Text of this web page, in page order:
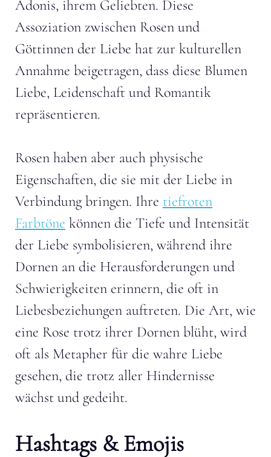
Adonis, ihrem Geliebten. Diese
Assoziation zwischen Rosen und
Göttinnen der Liebe hat zur kulturellen
Annahme beigetragen, dass diese Blumen
Liebe, Leidenschaft und Romantik
repräsentieren.
Rosen haben aber auch physische
Eigenschaften, die sie mit der Liebe in
Verbindung bringen. Ihre tiefroten
Farbtöne können die Tiefe und Intensität
der Liebe symbolisieren, während ihre
Dornen an die Herausforderungen und
Schwierigkeiten erinnern, die oft in
Liebesbeziehungen auftreten. Die Art, wie
eine Rose trotz ihrer Dornen blüht, wird
oft als Metapher für die wahre Liebe
gesehen, die trotz aller Hindernisse
wächst und gedeiht.
Hashtags & Emojis